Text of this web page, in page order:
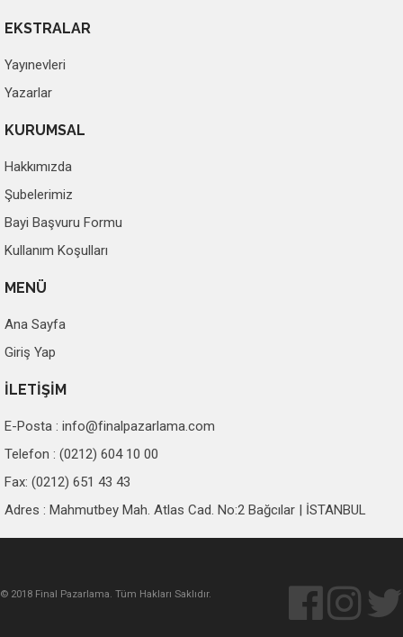
EKSTRALAR
Yayınevleri
Yazarlar
KURUMSAL
Hakkımızda
Şubelerimiz
Bayi Başvuru Formu
Kullanım Koşulları
MENÜ
Ana Sayfa
Giriş Yap
İLETİŞİM
E-Posta : info@finalpazarlama.com
Telefon : (0212) 604 10 00
Fax: (0212) 651 43 43
Adres : Mahmutbey Mah. Atlas Cad. No:2 Bağcılar | İSTANBUL
© 2018 Final Pazarlama. Tüm Hakları Saklıdır.